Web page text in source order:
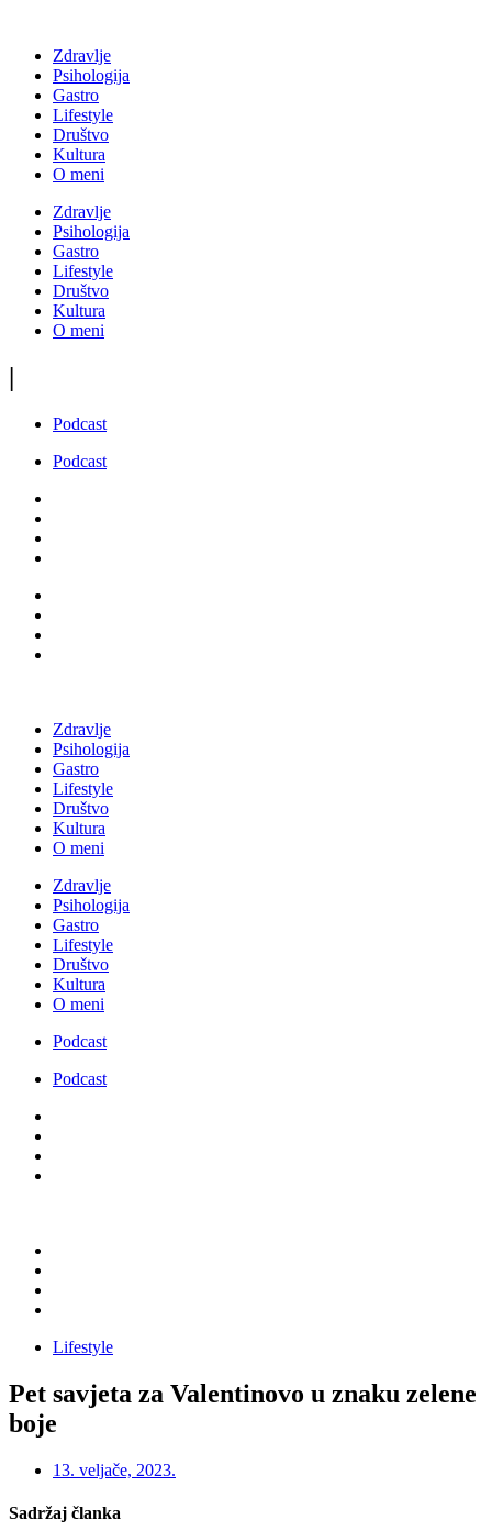
Zdravlje
Psihologija
Gastro
Lifestyle
Društvo
Kultura
O meni
Zdravlje
Psihologija
Gastro
Lifestyle
Društvo
Kultura
O meni
|
Podcast
Podcast
Zdravlje
Psihologija
Gastro
Lifestyle
Društvo
Kultura
O meni
Zdravlje
Psihologija
Gastro
Lifestyle
Društvo
Kultura
O meni
Podcast
Podcast
Lifestyle
Pet savjeta za Valentinovo u znaku zelene
boje
13. veljače, 2023.
Sadržaj članka